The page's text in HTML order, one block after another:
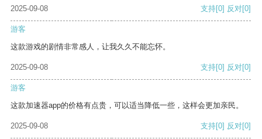
2025-09-08
支持[0] 反对[0]
游客
这款游戏的剧情非常感人，让我久久不能忘怀。
2025-09-08 支持[0] 反对[0]
游客
这款加速器app的价格有点贵，可以适当降低一些，这样会更加亲民。
2025-09-08 支持[0] 反对[0]